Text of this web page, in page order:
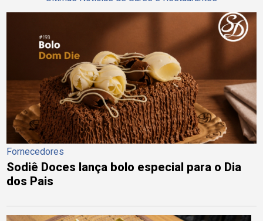
Fornecedores
Sodiê Doces lança bolo especial para o Dia
dos Pais